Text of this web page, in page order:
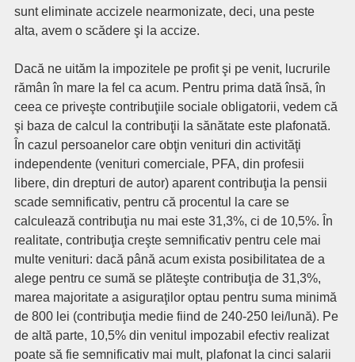
sunt eliminate accizele nearmonizate, deci, una peste
alta, avem o scădere şi la accize.
Dacă ne uităm la impozitele pe profit şi pe venit, lucrurile
rămân în mare la fel ca acum. Pentru prima dată însă, în
ceea ce priveşte contribuţiile sociale obligatorii, vedem că
şi baza de calcul la contribuţii la sănătate este plafonată.
În cazul persoanelor care obţin venituri din activităţi
independente (venituri comerciale, PFA, din profesii
libere, din drepturi de autor) aparent contribuţia la pensii
scade semnificativ, pentru că procentul la care se
calculează contribuţia nu mai este 31,3%, ci de 10,5%. În
realitate, contribuţia creşte semnificativ pentru cele mai
multe venituri: dacă până acum exista posibilitatea de a
alege pentru ce sumă se plăteşte contribuţia de 31,3%,
marea majoritate a asiguraţilor optau pentru suma minimă
de 800 lei (contribuţia medie fiind de 240-250 lei/lună). Pe
de altă parte, 10,5% din venitul impozabil efectiv realizat
poate să fie semnificativ mai mult, plafonat la cinci salarii